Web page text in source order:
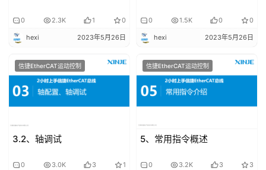
题0 2.3K 1 0
hexi 2023年5月26日
0 1.5K 0 0
hexi 2023年5月26日
信捷EtherCAT运动控制
3.2、轴调试
0 3.0K 3 1
信捷EtherCAT运动控制
5、常用指令概述
0 3.2K 3 3